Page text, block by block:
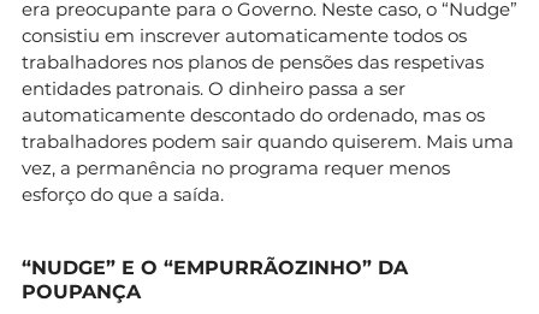
era preocupante para o Governo. Neste caso, o “Nudge”
consistiu em inscrever automaticamente todos os
trabalhadores nos planos de pensões das respetivas
entidades patronais. O dinheiro passa a ser
automaticamente descontado do ordenado, mas os
trabalhadores podem sair quando quiserem. Mais uma
vez, a permanência no programa requer menos
esforço do que a saída.
“NUDGE” E O “EMPURRÃOZINHO” DA
POUPANÇA